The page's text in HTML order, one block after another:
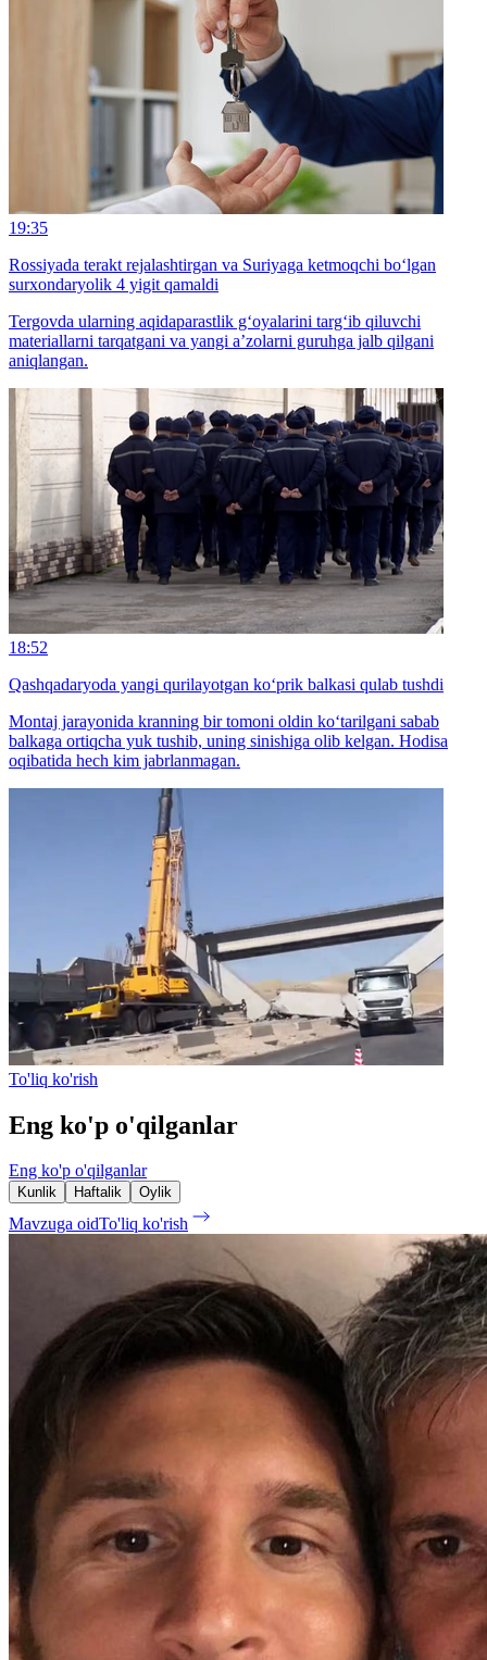
19:35
Rossiyada terakt rejalashtirgan va Suriyaga ketmoqchi bo‘lgan
surxondaryolik 4 yigit qamaldi
Tergovda ularning aqidaparastlik g‘oyalarini targ‘ib qiluvchi
materiallarni tarqatgani va yangi a’zolarni guruhga jalb qilgani
aniqlangan.
18:52
Qashqadaryoda yangi qurilayotgan ko‘prik balkasi qulab tushdi
Montaj jarayonida kranning bir tomoni oldin ko‘tarilgani sabab
balkaga ortiqcha yuk tushib, uning sinishiga olib kelgan. Hodisa
oqibatida hech kim jabrlanmagan.
To'liq ko'rish
Eng ko'p o'qilganlar
Eng ko'p o'qilganlar
Kunlik Haftalik Oylik
Mavzuga oidTo'liq ko'rish